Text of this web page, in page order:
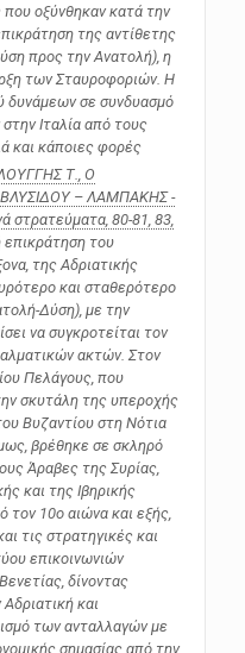
που οξύνθηκαν κατά την
της αντίθετης
προς την Ανατολή), η
των Σταυροφοριών. Η
δυνάμεων σε συνδυασμό
Ιταλία από τους
και κάποιες φορές
Τ., Ο
ΒΛΥΣΙΔΟΥ – ΛΑΜΠΑΚΗΣ -
στρατεύματα , 80-81, 83,
επικράτηση του
της Αδριατικής
και σταθερότερο
Δύση), με την
να συγκροτείται τον
ακτών. Στον
Πελάγους, που
σκυτάλη της υπεροχής
Βυζαντίου στη Νότια
βρέθηκε σε σκληρό
Άραβες της Συρίας,
και της Ιβηρικής
τον 10ο αιώνα και εξής,
τις στρατηγικές και
επικοινωνιών
δίνοντας
και
των ανταλλαγών με
σημασίας από την